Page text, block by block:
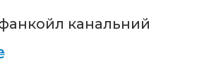
канальний